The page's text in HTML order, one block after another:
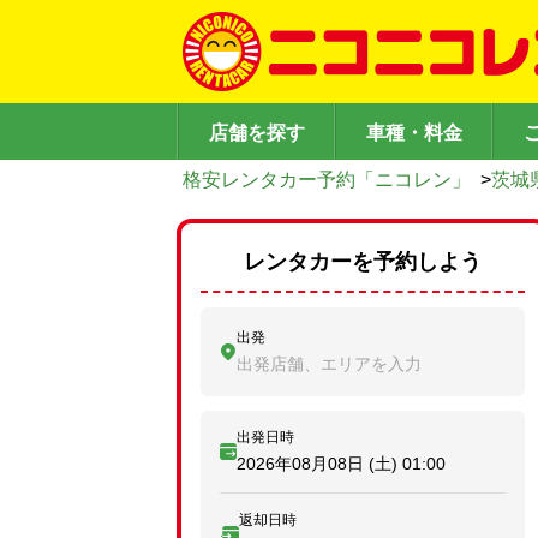
店舗を探す 車種・料金
格安レンタカー予約「ニコレン」 >茨城
レンタカーを予約しよう
出発
出発店舗、エリアを入力
出発日時
2026年08月08日 (土) 01:00
返却日時